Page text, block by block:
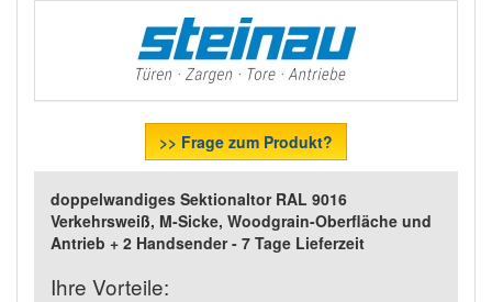
>> Frage zum Produkt?
doppelwandiges Sektionaltor RAL 9016
Verkehrsweiß, M-Sicke, Woodgrain-Oberfläche und
Antrieb + 2 Handsender - 7 Tage Lieferzeit
Ihre Vorteile: